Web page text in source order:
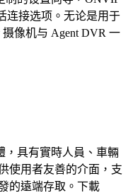
连接选项。无论是用于
像机与 Agent DVR 一
，具有實時人員、車輛
使用者友善的介面，支
的遠端存取。下載